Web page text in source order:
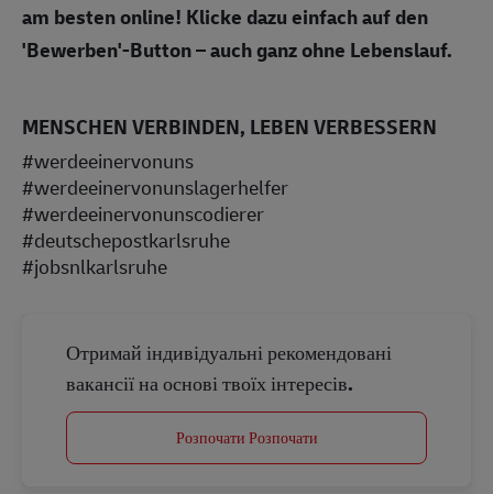
am bestenonline! Klicke dazu einfach auf den
'Bewerben'-Button – auch ganz ohne Lebenslauf.
MENSCHEN VERBINDEN, LEBEN VERBESSERN
#werdeeinervonuns
#werdeeinervonunslagerhelfer
#werdeeinervonunscodierer
#deutschepostkarlsruhe
#jobsnlkarlsruhe
Отримай індивідуальні рекомендовані
вакансії на основі твоїх інтересів.
Розпочати Розпочати